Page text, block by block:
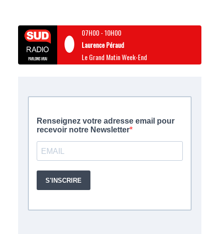
07H00-10H00
Laurence Péraud
Le Grand Matin Week-End